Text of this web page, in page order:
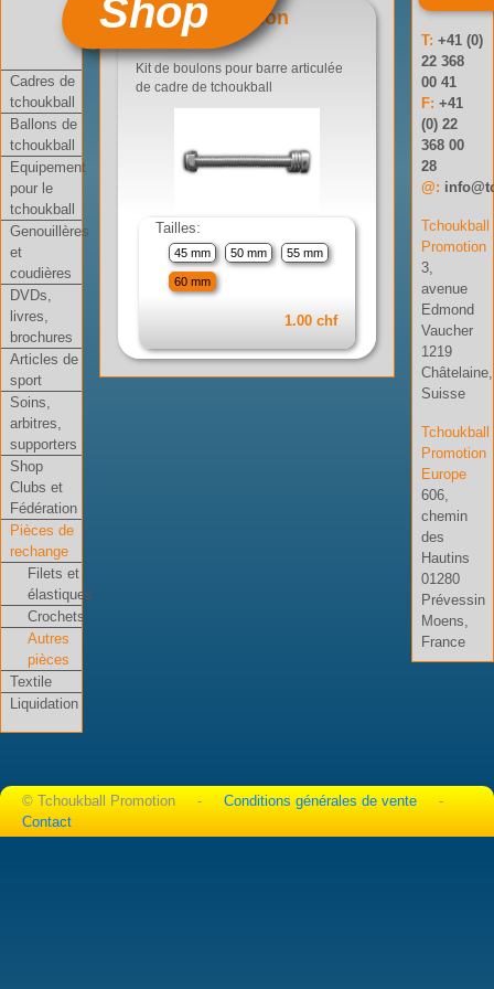
Shop
Cadres de
tchoukball
Ballons de
tchoukball
Equipement
pour le
tchoukball
Genouillères
et
coudières
DVDs,
livres,
brochures
Articles de
sport
Soins,
arbitres,
supporters
Shop
Clubs et
Fédération
Pièces de
rechange
Filets et
élastiques
Crochets
Autres
pièces
Textile
Liquidation
Kit de boulon
Réf: 09-012-04
Kit de boulons pour barre articulée
de cadre de tchoukball
Tailles:
45 mm 50 mm 55 mm
60 mm
1.00 chf
T:+41 (0)
22 368
00 41
F:+41
(0) 22
368 00
28
@:
Tchoukball
Promotion
3,
avenue
Edmond
Vaucher
1219
Châtelaine,
Suisse
Tchoukball
Promotion
Europe
606,
chemin
des
Hautins
01280
Prévessin
Moens,
France
© Tchoukball Promotion - Conditions générales de vente -
Contact